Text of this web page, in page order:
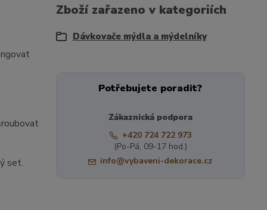
set.
Zboží zařazeno v kategoriích
Dávkovače mýdla a mýdelníky
Potřebujete poradit?
Zákaznická podpora
+420 724 722 973
(Po-Pá, 09-17 hod.)
info@vybaveni-dekorace.cz